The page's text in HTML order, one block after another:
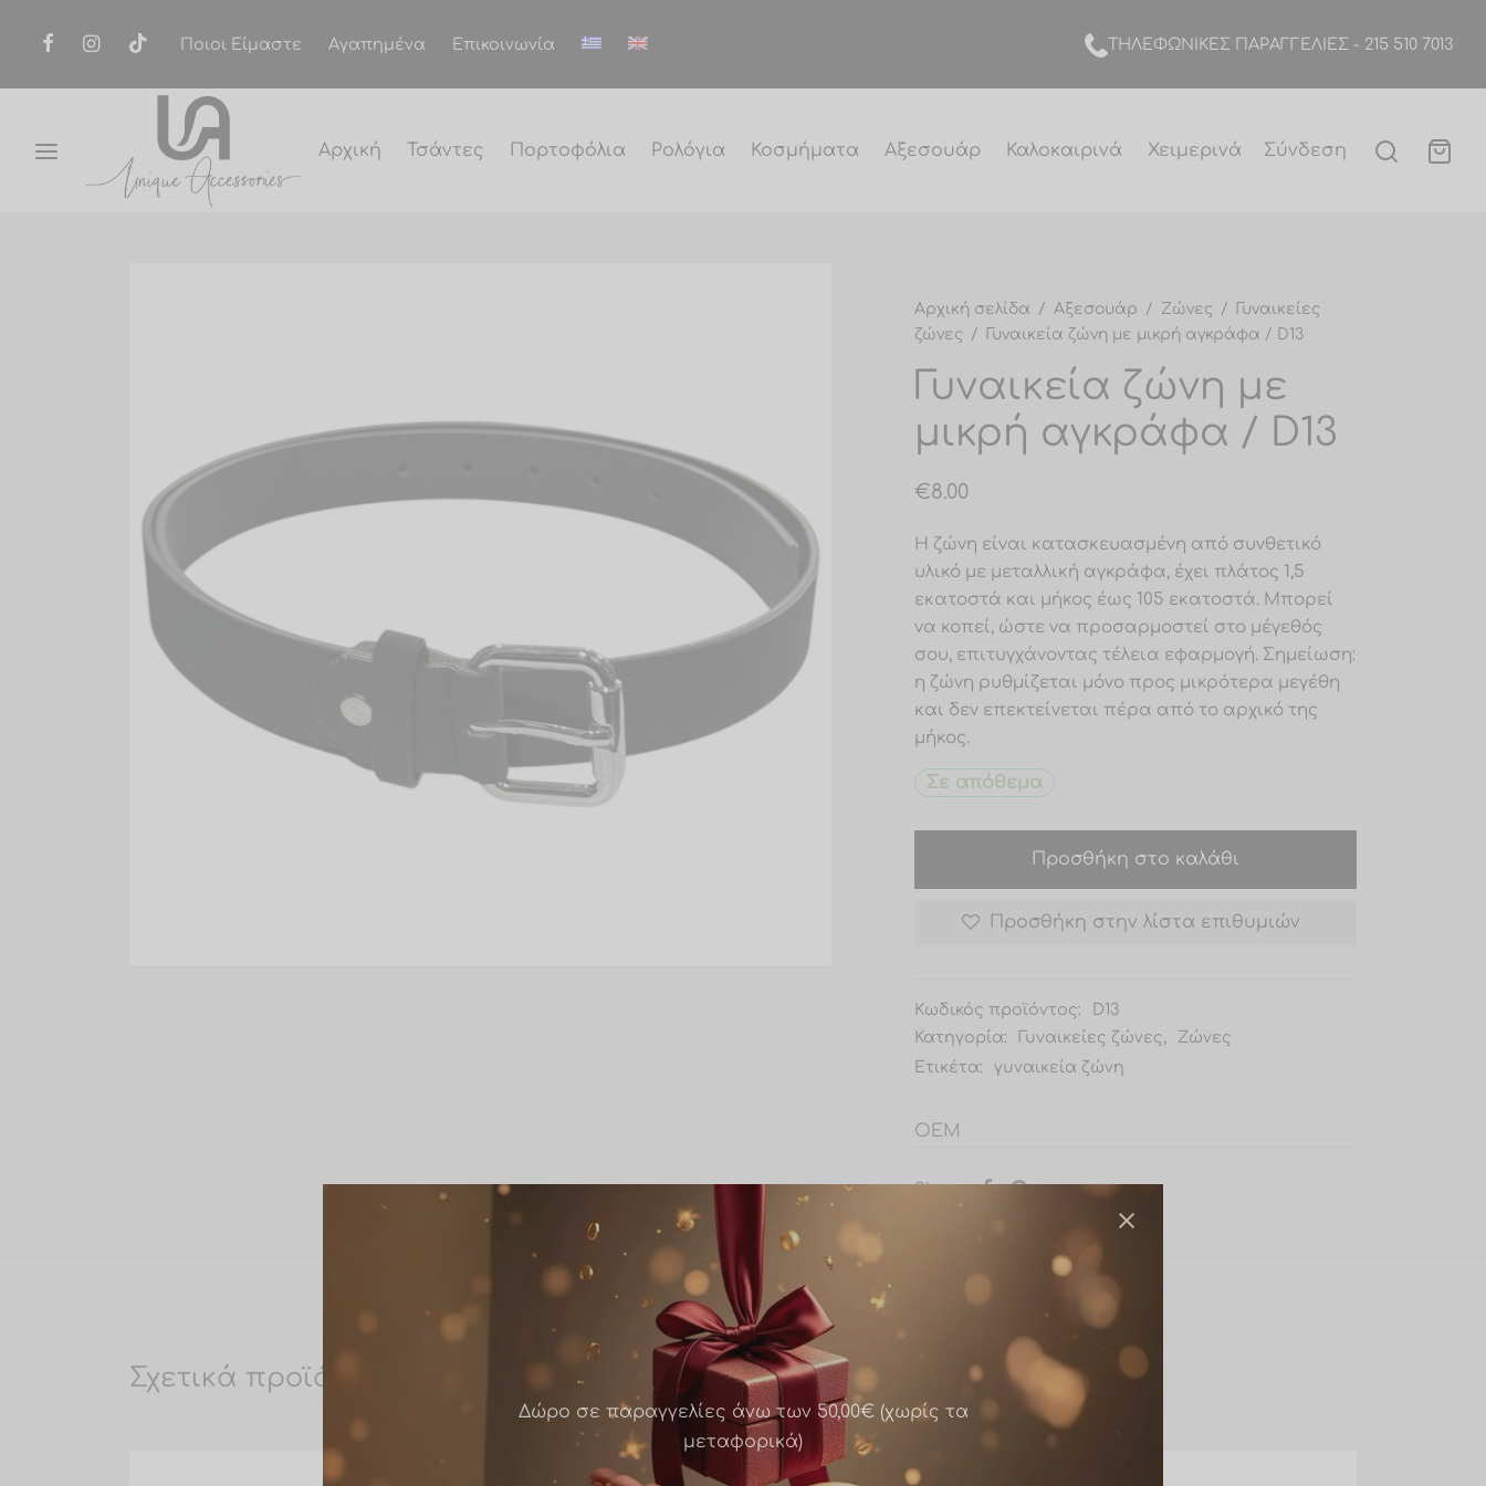
Δώρο σε παραγγελίες άνω των 50,00€ (χωρίς τα
μεταφορικά)
Ποιοι Είμαστε Αγαπημένα Επικοινωνία TΗΛΕΦΩΝΙΚΕΣ ΠΑΡΑΓΓΕΛΙΕΣ - 215 510 7013
Αρχική Τσάντες Πορτοφόλια Ρολόγια Κοσμήματα Αξεσουάρ Καλοκαιρινά Χειμερινά Σύνδεση
Αρχική σελίδα / Αξεσουάρ / Ζώνες /
Γυναικείες
ζώνες / Γυναικεία ζώνη με μικρή αγκράφα / D13
Γυναικεία ζώνη με
μικρή αγκράφα / D13
€8.00
Η ζώνη είναι κατασκευασμένη από συνθετικό
υλικό με μεταλλική αγκράφα, έχει πλάτος 1,5
εκατοστά και μήκος έως 105 εκατοστά. Μπορεί
να κοπεί, ώστε να προσαρμοστεί στο μέγεθός
σου, επιτυγχάνοντας τέλεια εφαρμογή. Σημείωση:
η ζώνη ρυθμίζεται μόνο προς μικρότερα μεγέθη
και δεν επεκτείνεται πέρα από το αρχικό της
μήκος.
Σε απόθεμα
Προσθήκη στο καλάθι
Προσθήκη στην λίστα επιθυμιών
Κωδικός προϊόντος:
D13
Κατηγορία:
Γυναικείες ζώνες,
Ζώνες
Ετικέτα:
γυναικεία ζώνη
OEM
Share
Σχετικά προϊόντα